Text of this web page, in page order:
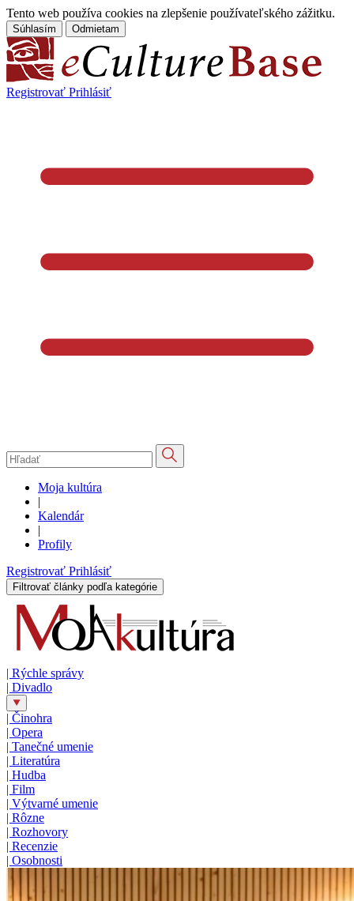
Tento web používa cookies na zlepšenie používateľského zážitku.
Súhlasím Odmietam
Registrovať Prihlásiť
Moja kultúra
|
Kalendár
|
Profily
Registrovať Prihlásiť
Filtrovať články podľa kategórie
| Rýchle správy
| Divadlo
| Činohra
| Opera
| Tanečné umenie
| Literatúra
| Hudba
| Film
| Výtvarné umenie
| Rôzne
| Rozhovory
| Recenzie
| Osobnosti